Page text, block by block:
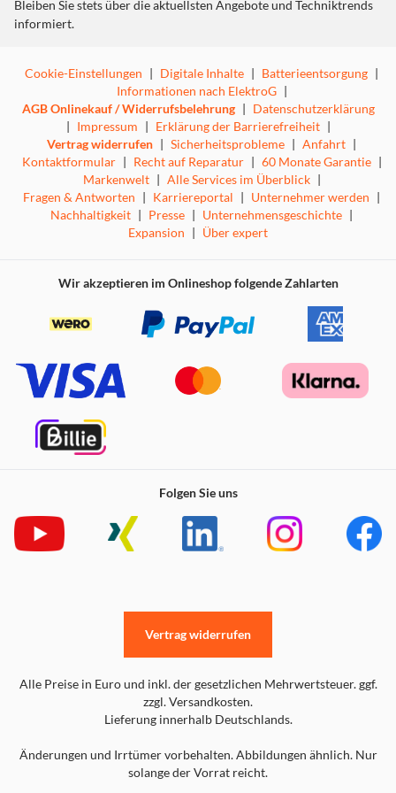
Bleiben Sie stets über die aktuellsten Angebote und Techniktrends
informiert.
Cookie-Einstellungen | Digitale Inhalte | Batterieentsorgung |
Informationen nach ElektroG |
AGB Onlinekauf / Widerrufsbelehrung | Datenschutzerklärung
| Impressum | Erklärung der Barrierefreiheit |
Vertrag widerrufen | Sicherheitsprobleme | Anfahrt |
Kontaktformular | Recht auf Reparatur | 60 Monate Garantie |
Markenwelt | Alle Services im Überblick |
Fragen & Antworten | Karriereportal | Unternehmer werden |
Nachhaltigkeit | Presse | Unternehmensgeschichte |
Expansion | Über expert
Wir akzeptieren im Onlineshop folgende Zahlarten
Folgen Sie uns
Alle Preise in Euro und inkl. der gesetzlichen Mehrwertsteuer. ggf.
zzgl. Versandkosten.
Lieferung innerhalb Deutschlands.
Änderungen und Irrtümer vorbehalten. Abbildungen ähnlich. Nur
solange der Vorrat reicht.
Vertrag widerrufen